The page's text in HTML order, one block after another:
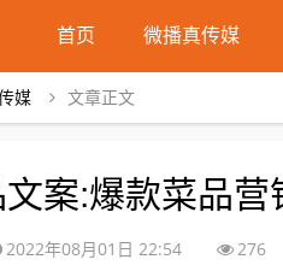
首页 微播真传媒
媒 文章正文
案:爆款菜品营
2022年08月01日 22:54 276